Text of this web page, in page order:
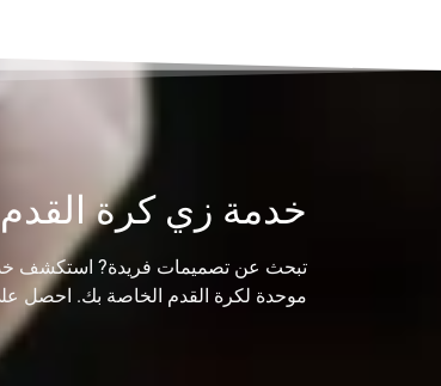
خدمة زي كرة
تبحث عن تصميمات فريدة? استكشف
موحدة لكرة القدم الخاصة بك. احصل